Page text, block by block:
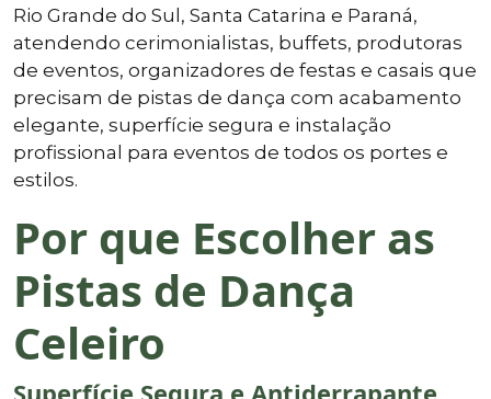
Rio Grande do Sul, Santa Catarina e Paraná,
atendendo cerimonialistas, buffets, produtoras
de eventos, organizadores de festas e casais que
precisam de pistas de dança com acabamento
elegante, superfície segura e instalação
profissional para eventos de todos os portes e
estilos.
Por que Escolher as
Pistas de Dança
Celeiro
Superfície Segura e Antiderrapante